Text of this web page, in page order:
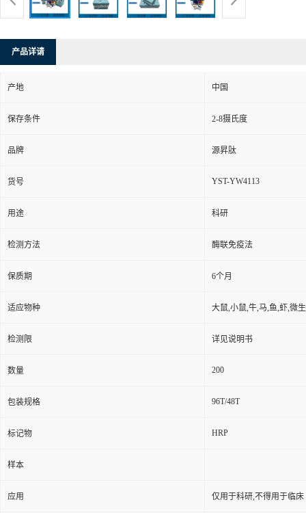
产品详请
产地 中国
保存条件 2-8摄氏度
品牌 源昇肽
货号 YST-YW4113
用途 科研
检测方法 酶联免疫法
保质期 6个月
适应物种 大鼠,小鼠,牛,马,鱼,虾,微
检测限 详见说明书
数量 200
包装规格 96T/48T
标记物 HRP
样本
应用 仅用于科研,不得用于临床